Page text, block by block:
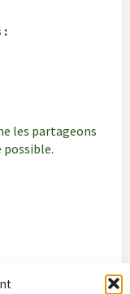
:
les partageons
possible.